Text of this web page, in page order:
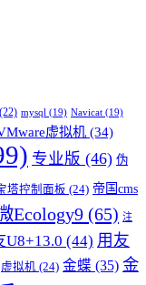
(22) mysql (19) Navicat (19)
虚拟机 (34)
专业版 (46) 伪
塔控制面板 (24) 帝国cms
Ecology9 (65) 注
U8+13.0 (44) 用友
虚拟机 (24) 金蝶 (35) 金